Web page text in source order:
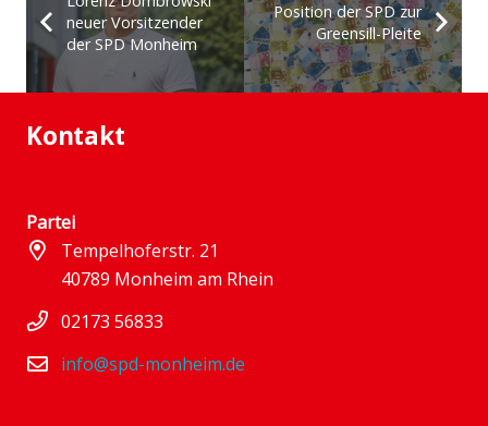
neuer Vorsitzender
der SPD Monheim
Position der SPD zur
Greensill-Pleite
Kontakt
Partei
Tempelhoferstr. 21
40789 Monheim am Rhein
02173 56833
info@spd-monheim.de